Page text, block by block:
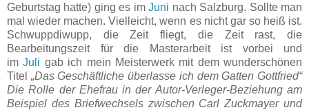
Geburtstag hatte) ging es imJuni nach Salzburg. Sollte man
mal wieder machen. Vielleicht, wenn es nicht gar so heiß ist.
Schwuppdiwupp, die Zeit fliegt, die Zeit rast, die
Bearbeitungszeit für die Masterarbeit ist vorbei und
imJuli gab ich mein Meisterwerk mit dem wunderschönen
Titel „Das Geschäftliche überlasse ich dem Gatten Gottfried“
Die Rolle der Ehefrau in der Autor-Verleger-Beziehung am
Beispiel des Briefwechsels zwischen Carl Zuckmayer und